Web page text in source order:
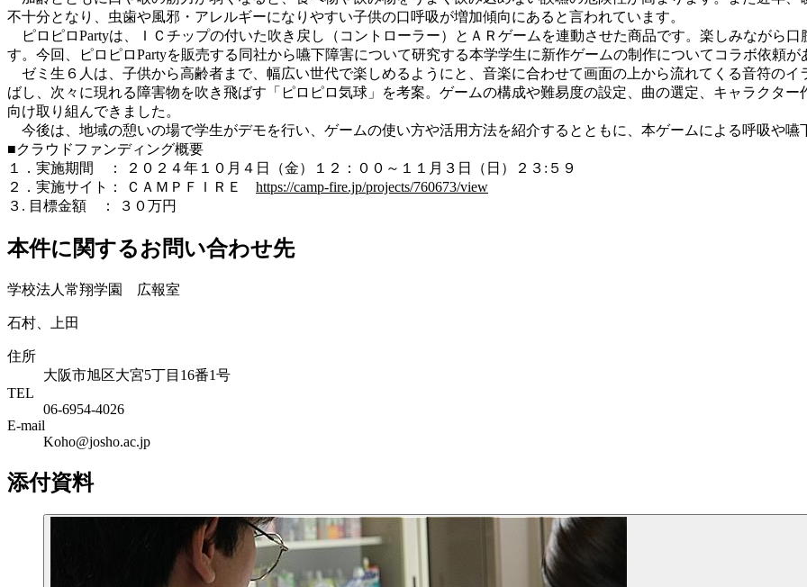
不十分となり、虫歯や風邪・アレルギーになりやすい子供の口呼吸が増加傾向にあると言われています。
ピロピロPartyは、ＩＣチップの付いた吹き戻し（コントローラー）とＡＲゲームを連動させた商品です。楽しみながら
す。今回、ピロピロPartyを販売する同社から嚥下障害について研究する本学学生に新作ゲームの制作についてコラボ依頼
ゼミ生６人は、子供から高齢者まで、幅広い世代で楽しめるようにと、音楽に合わせて画面の上から流れてくる音符の
ばし、次々に現れる障害物を吹き飛ばす「ピロピロ気球」を考案。ゲームの構成や難易度の設定、曲の選定、キャラクタ
向け取り組んできました。
今後は、地域の憩いの場で学生がデモを行い、ゲームの使い方や活用方法を紹介するとともに、本ゲームによる呼吸や
■クラウドファンディング概要
１．実施期間 ： ２０２４年１０月４日（金）１２：００～１１月３日（日）２３:５９
２．実施サイト： ＣＡＭＰＦＩＲＥ https://camp-fire.jp/projects/760673/view
３. 目標金額 ： ３０万円
本件に関するお問い合わせ先
学校法人常翔学園 広報室
石村、上田
住所
大阪市旭区大宮5丁目16番1号
TEL
06-6954-4026
E-mail
Koho@josho.ac.jp
添付資料